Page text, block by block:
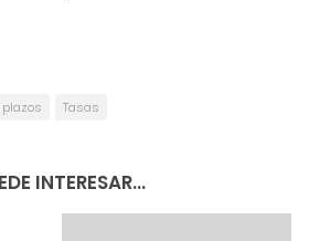
plazos Tasas
INTERESAR...